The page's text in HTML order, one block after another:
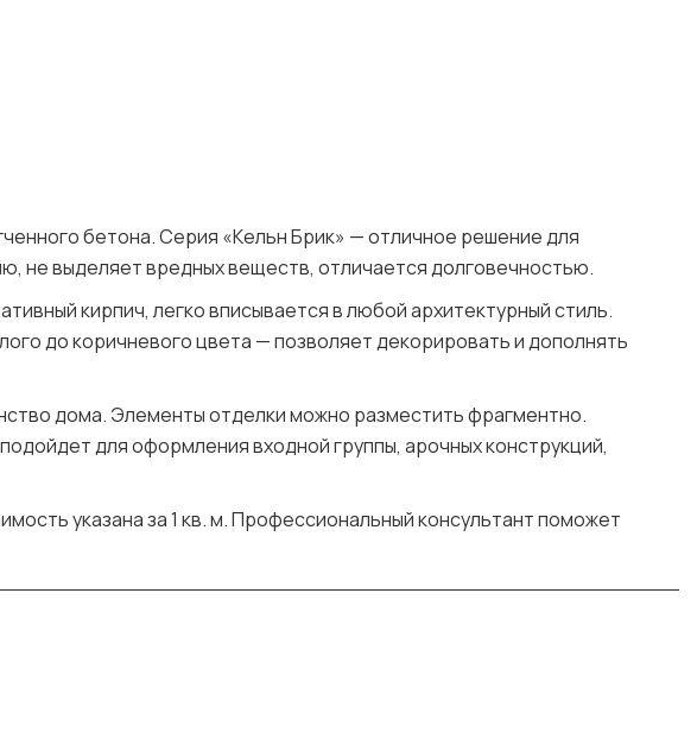
бетона. Серия «Кельн Брик» — отличное решение для
не выделяет вредных веществ, отличается долговечностью.
кирпич, легко вписывается в любой архитектурный стиль.
до коричневого цвета — позволяет декорировать и дополнять
дома. Элементы отделки можно разместить фрагментно.
для оформления входной группы, арочных конструкций,
указана за 1 кв. м. Профессиональный консультант поможет